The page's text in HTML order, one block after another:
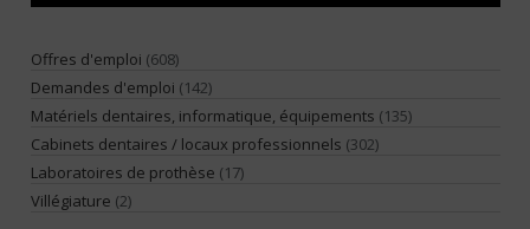
Offres d'emploi (608)
Demandes d'emploi (142)
Matériels dentaires, informatique, équipements (135)
Cabinets dentaires / locaux professionnels (302)
Laboratoires de prothèse (17)
Villégiature (2)